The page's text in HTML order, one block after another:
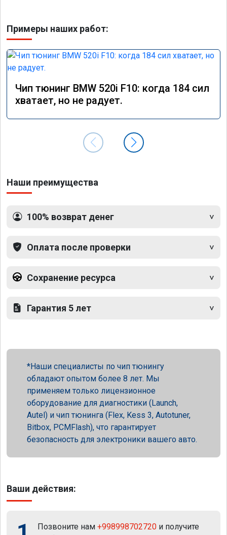
Примеры наших работ:
Чип тюнинг BMW 520i F10: когда 184 сил
хватает, но не радует.
Наши преимущества
100% возврат денег
Оплата после проверки
Сохранение ресурса
Гарантия 5 лет
Наши специалисты по чип тюнингу
обладают опытом более 8 лет. Мы
применяем только лицензионное
оборудование для диагностики (Launch,
Autel) и чип тюнинга (Flex, Kess 3, Autotuner,
Bitbox, PCMFlash), что гарантирует
безопасность для электроники вашего авто.
Ваши действия:
Позвоните нам +998998702720 и получите